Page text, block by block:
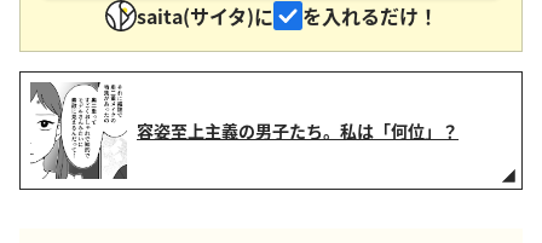
saita(サイタ)に
を入れるだけ！
容姿至上主義の男子たち。私は「何位」？